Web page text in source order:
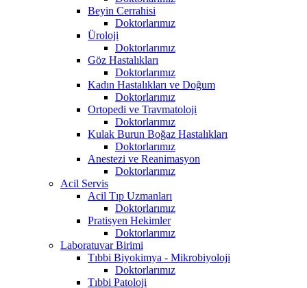
Beyin Cerrahisi
Doktorlarımız
Üroloji
Doktorlarımız
Göz Hastalıkları
Doktorlarımız
Kadın Hastalıkları ve Doğum
Doktorlarımız
Ortopedi ve Travmatoloji
Doktorlarımız
Kulak Burun Boğaz Hastalıkları
Doktorlarımız
Anestezi ve Reanimasyon
Doktorlarımız
Acil Servis
Acil Tıp Uzmanları
Doktorlarımız
Pratisyen Hekimler
Doktorlarımız
Laboratuvar Birimi
Tıbbi Biyokimya - Mikrobiyoloji
Doktorlarımız
Tıbbi Patoloji